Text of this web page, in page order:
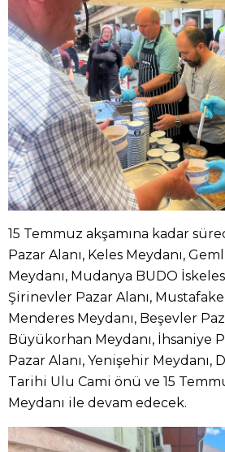
15 Temmuz akşamına kadar
Pazar Alanı, Keles Meydanı,
Meydanı, Mudanya BUDO
Şirinevler Pazar Alanı,
Menderes Meydanı, Beşevler
Büyükorhan Meydanı, İhsaniye
Pazar Alanı, Yenişehir Meydanı,
Tarihi Ulu Cami önü ve 15
Meydanı ile devam edecek.